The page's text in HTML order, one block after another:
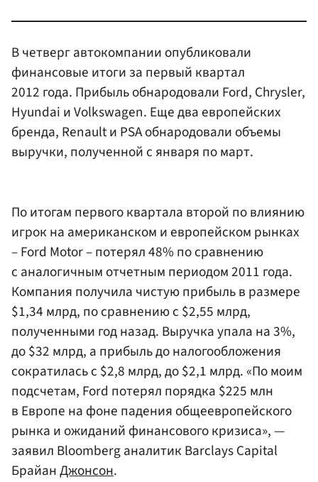
В четверг автокомпании опубликовали
финансовые итоги за первый квартал
2012 года. Прибыль обнародовали Ford, Chrysler,
Hyundai и Volkswagen. Еще два европейских
бренда, Renault и PSA обнародовали объемы
выручки, полученной с января по март.
По итогам первого квартала второй по влиянию
игрок на американском и европейском рынках
– Ford Motor – потерял 48% по сравнению
с аналогичным отчетным периодом 2011 года.
Компания получила чистую прибыль в размере
$1,34 млрд, по сравнению с $2,55 млрд,
полученными год назад. Выручка упала на 3%,
до $32 млрд, а прибыль до налогообложения
сократилась с $2,8 млрд, до $2,1 млрд. «По моим
подсчетам, Ford потерял порядка $225 млн
в Европе на фоне падения общеевропейского
рынка и ожиданий финансового кризиса», —
заявил Bloomberg аналитик Barclays Capital
БрайанДжонсон.